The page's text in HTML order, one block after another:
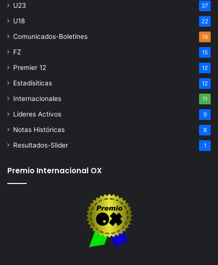
U23 37
U18 22
Comunicados-Boletines 19
FZ 15
Premier 12 12
Estadísiticas 12
Internacionales 11
Líderes Activos 9
Notas Históricas 8
Resultados-Slider 1
Premio Internacional OX